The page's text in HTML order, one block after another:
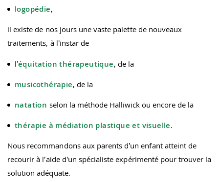
logopédie,
il existe de nos jours une vaste palette de nouveaux
traitements, à l’instar de
l’équitation thérapeutique, de la
musicothérapie, de la
natation selon la méthode Halliwick ou encore de la
thérapie à médiation plastique et visuelle.
Nous recommandons aux parents d’un enfant atteint de
recourir à l’aide d’un spécialiste expérimenté pour trouver la
solution adéquate.